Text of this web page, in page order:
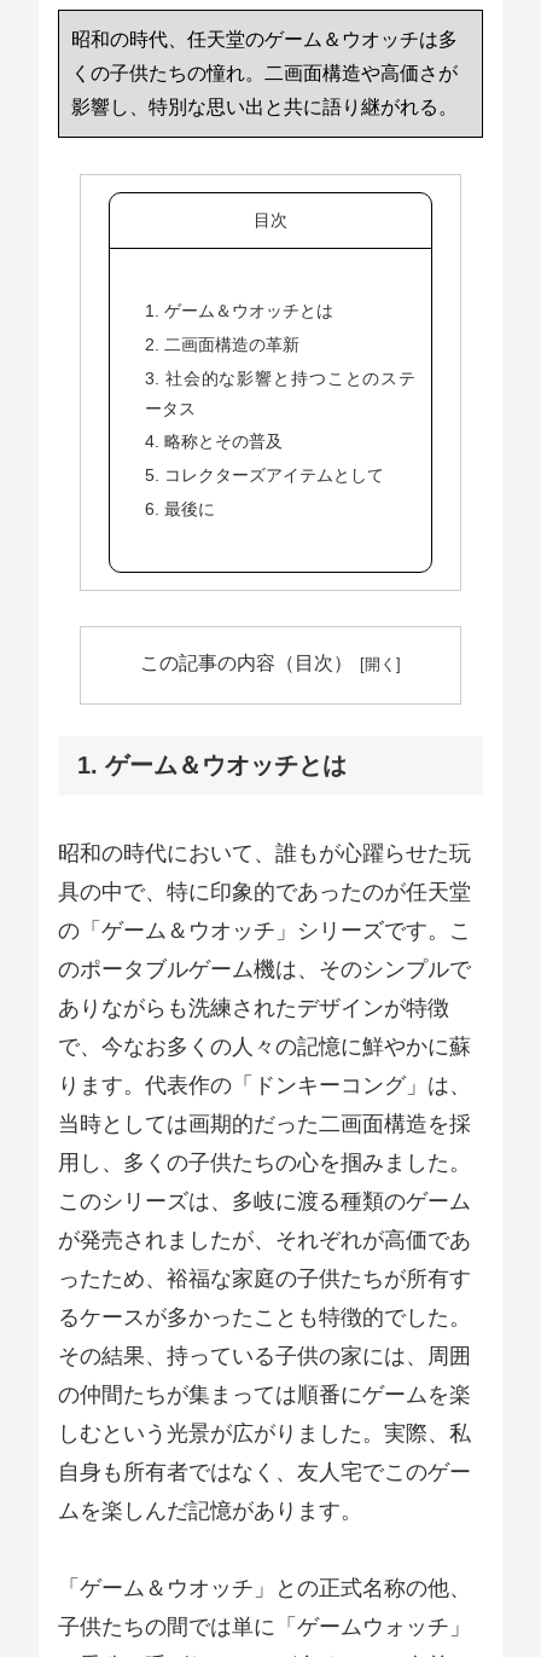
昭和の時代、任天堂のゲーム＆ウオッチは多
くの子供たちの憧れ。二画面構造や高価さが
影響し、特別な思い出と共に語り継がれる。
目次
1. ゲーム＆ウオッチとは
2. 二画面構造の革新
3. 社会的な影響と持つことのステ
ータス
4. 略称とその普及
5. コレクターズアイテムとして
6. 最後に
この記事の内容（目次）
1. ゲーム＆ウオッチとは
昭和の時代において、誰もが心躍らせた玩
具の中で、特に印象的であったのが任天堂
の「ゲーム＆ウオッチ」シリーズです。こ
のポータブルゲーム機は、そのシンプルで
ありながらも洗練されたデザインが特徴
で、今なお多くの人々の記憶に鮮やかに蘇
ります。代表作の「ドンキーコング」は、
当時としては画期的だった二画面構造を採
用し、多くの子供たちの心を掴みました。
このシリーズは、多岐に渡る種類のゲーム
が発売されましたが、それぞれが高価であ
ったため、裕福な家庭の子供たちが所有す
るケースが多かったことも特徴的でした。
その結果、持っている子供の家には、周囲
の仲間たちが集まっては順番にゲームを楽
しむという光景が広がりました。実際、私
自身も所有者ではなく、友人宅でこのゲー
ムを楽しんだ記憶があります。
「ゲーム＆ウオッチ」との正式名称の他、
子供たちの間では単に「ゲームウォッチ」